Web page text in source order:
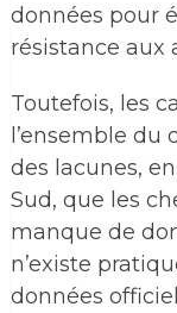
données pour
résistance aux
Toutefois, les
l’ensemble
des lacunes,
Sud, que les
manque de
n’existe
données